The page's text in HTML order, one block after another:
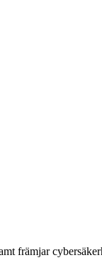
främjar